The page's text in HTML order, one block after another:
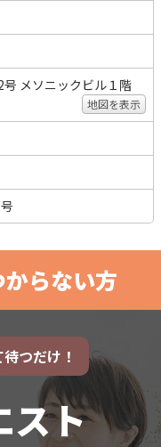
メソニックビル１階
地図を表示
らない方
つだけ！
スト